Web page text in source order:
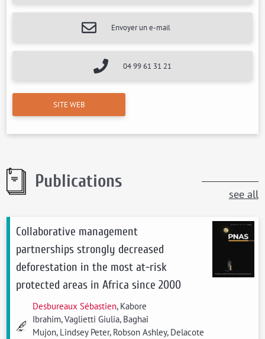
Envoyer un e-mail
04 99 61 31 21
SITE WEB
Publications
see all
Collaborative management
partnerships strongly decreased
deforestation in the most at-risk
protected areas in Africa since 2000
Desbureaux Sébastien, Kabore
Ibrahim, Vaglietti Giulia, Baghai
Mujon, Lindsey Peter, Robson Ashley, Delacote